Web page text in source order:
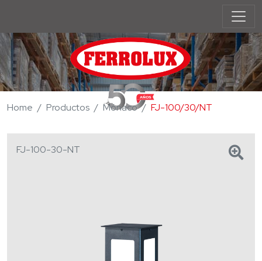
Home Productos Mónaco FJ-100/30/NT
FJ-100-30-NT